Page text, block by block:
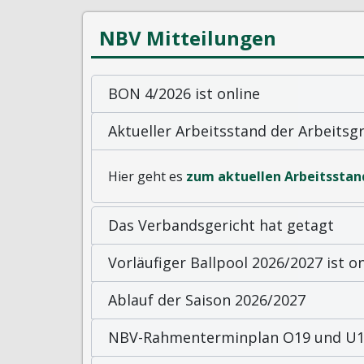
NBV Mitteilungen
BON 4/2026 ist online
Aktueller Arbeitsstand der
Hier geht es zum aktuellen
Das Verbandsgericht hat getagt
Vorläufiger Ballpool 2026/2027 ist
Ablauf der Saison 2026/2027
NBV-Rahmenterminplan O19 und